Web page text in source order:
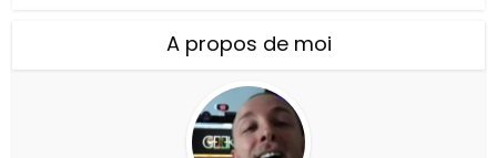
A propos de moi